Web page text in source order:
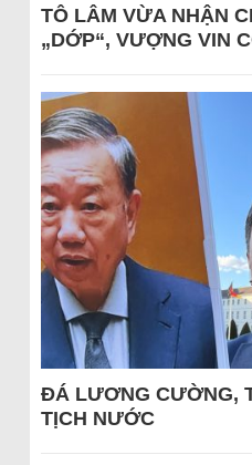
TÔ LÂM VỪA NHẬN
„DỚP“, VƯỢNG VIN
ĐÁ LƯƠNG CƯỜNG,
TỊCH NƯỚC